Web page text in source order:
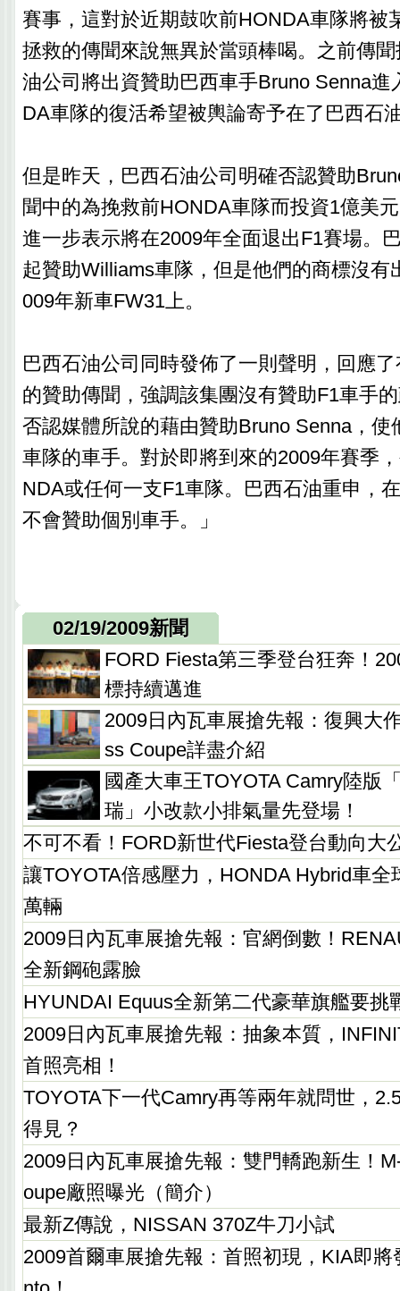
賽事，這對於近期鼓吹前HONDA車隊將被
拯救的傳聞來說無異於當頭棒喝。之前傳
油公司將出資贊助巴西車手Bruno Senna進
DA車隊的復活希望被輿論寄予在了巴西石
但是昨天，巴西石油公司明確否認贊助
聞中的為挽救前HONDA車隊而投資1億美
進一步表示將在2009年全面退出F1賽場。
起贊助Williams車隊，但是他們的商標沒有
009年新車FW31上。
巴西石油公司同時發佈了一則聲明，回應
的贊助傳聞，強調該集團沒有贊助F1車手
否認媒體所說的藉由贊助Bruno Senna，使
車隊的車手。對於即將到來的2009年賽季
NDA或任何一支F1車隊。巴西石油重申，
不會贊助個別車手。」
02/19/2009新聞
FORD Fiesta第三季登台狂奔！
標持續邁進
2009日內瓦車展搶先報：復興大
ss Coupe詳盡介紹
國產大車王TOYOTA Camry陸版
瑞」小改款小排氣量先登場！
不可不看！FORD新世代Fiesta登台動向大
讓TOYOTA倍感壓力，HONDA Hybrid車全
萬輛
2009日內瓦車展搶先報：官網倒數！
全新鋼砲露臉
HYUNDAI Equus全新第二代豪華旗艦要挑
2009日內瓦車展搶先報：抽象本質，
首照亮相！
TOYOTA下一代Camry再等兩年就問世，
得見？
2009日內瓦車展搶先報：雙門轎跑新生！
oupe廠照曝光（簡介）
最新Z傳說，NISSAN 370Z牛刀小試
2009首爾車展搶先報：首照初現，KIA即將